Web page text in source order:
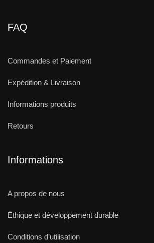
FAQ
Commandes et Paiement
Expédition & Livraison
Informations produits
Retours
Informations
A propos de nous
Éthique et développement durable
Conditions d’utilisation